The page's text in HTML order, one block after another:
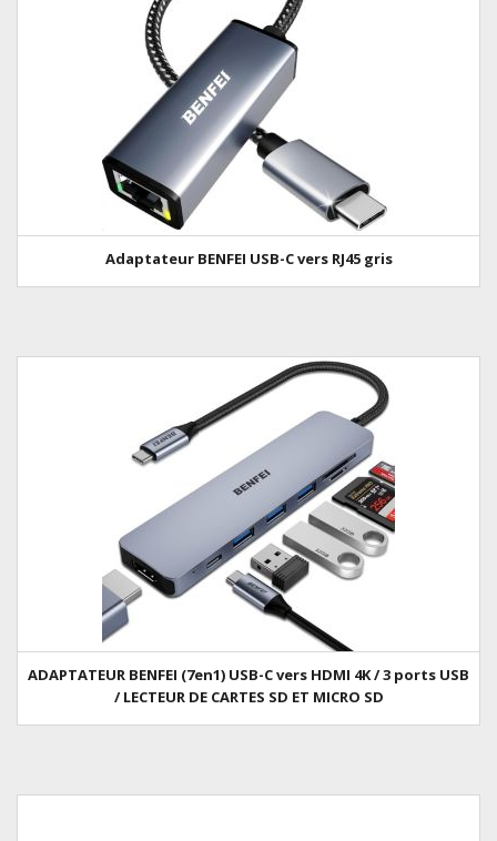
Adaptateur BENFEI USB-C vers RJ45 gris
ADAPTATEUR BENFEI (7en1) USB-C vers HDMI 4K / 3 ports USB
/ LECTEUR DE CARTES SD ET MICRO SD